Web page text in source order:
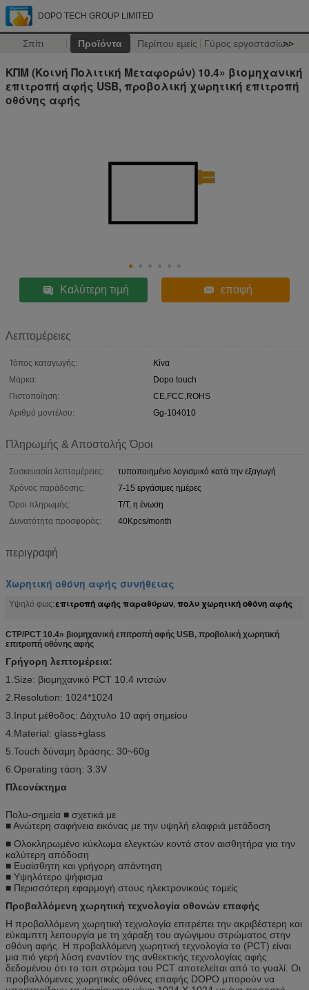
DOPO TECH GROUP LIMITED
Σπίτι Προϊόντα Περίπου εμείς Γύρος εργοστασίων
>>
ΚΠΜ (Κοινή Πολιτική Μεταφορών) 10.4» βιομηχανική
επιτροπή αφής USB, προβολική χωρητική επιτροπή
οθόνης αφής
Καλύτερη τιμή επαφή
Λεπτομέρειες
Τόπος καταγωγής:
Κίνα
Μάρκα:
Dopo touch
Πιστοποίηση:
CE,FCC,ROHS
Αριθμό μοντέλου:
Gg-104010
Πληρωμής & Αποστολής Όροι
Συσκευασία λεπτομέρειες:
τυποποιημένο λογισμικό κατά την εξαγωγή
Χρόνος παράδοσης:
7-15 εργάσιμες ημέρες
Όροι πληρωμής:
T/T, η ένωση
Δυνατότητα προσφοράς:
40Kpcs/month
περιγραφή
Χωρητική οθόνη αφής συνήθειας
Υψηλό φως: επιτροπή αφής παραθύρων, πολυ χωρητική οθόνη αφής
CTP/PCT 10.4» βιομηχανική επιτροπή αφής USB, προβολική χωρητική
επιτροπή οθόνης αφής
Γρήγορη λεπτομέρεια:
1.Size: βιομηχανικό PCT 10.4 ιντσών
2.Resolution: 1024*1024
3.Input μέθοδος: Δάχτυλο 10 αφή σημείου
4.Material: glass+glass
5.Touch δύναμη δράσης: 30~60g
6.Operating τάση: 3.3V
Πλεονέκτημα
Πολυ-σημεία ■ σχετικά με
■ Ανώτερη σαφήνεια εικόνας με την υψηλή ελαφριά μετάδοση
■ Ολοκληρωμένο κύκλωμα ελεγκτών κοντά στον αισθητήρα για την
καλύτερη απόδοση
■ Ευαίσθητη και γρήγορη απάντηση
■ Υψηλότερο ψήφισμα
■ Περισσότερη εφαρμογή στους ηλεκτρονικούς τομείς
Προβαλλόμενη χωρητική τεχνολογία οθονών επαφής
Η προβαλλόμενη χωρητική τεχνολογία επιτρέπει την ακριβέστερη και
εύκαμπτη λειτουργία με τη χάραξη του αγώγιμου στρώματος στην
οθόνη αφής. Η προβαλλόμενη χωρητική τεχνολογία το (PCT) είναι
μια πιό γερή λύση εναντίον της ανθεκτικής τεχνολογίας αφής
δεδομένου ότι το τοπ στρώμα του PCT αποτελείται από το γυαλί. Οι
προβαλλόμενες χωρητικές οθόνες επαφής DOPO μπορούν να